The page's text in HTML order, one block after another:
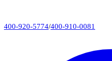
400-920-5774/400-910-0081